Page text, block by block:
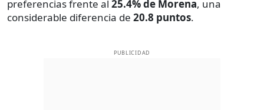
preferencias frente al 25.4% de Morena, una
considerable diferencia de 20.8 puntos.
PUBLICIDAD